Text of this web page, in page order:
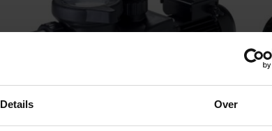
Details Over